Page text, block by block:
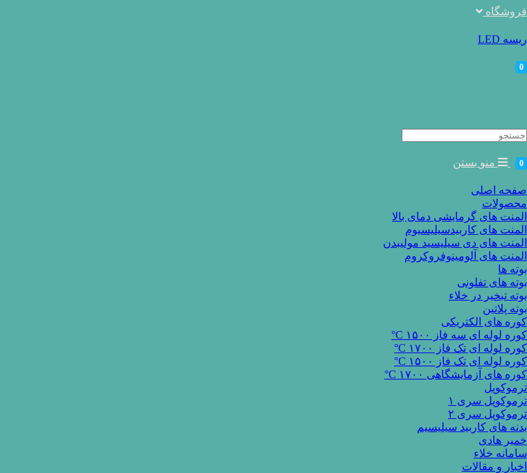
فروشگاه
ریسه LED
0
Search
0 منو بستن
صفحه اصلی
محصولات
المنت های گرمایشی دمای بالا
المنت های کاربیدسیلیسیوم
المنت های دی سیلیسید مولیبدن
المنت های آلومینوفروکروم
بوته ها
بوته های تفلونی
بوته تبخیر در خلاء
بوته پلاتین
کوره های الکتریکی
کوره لوله ای سه فاز ۱۵۰۰ C°
کوره لوله ای تک فاز ۱۷۰۰ C°
کوره لوله ای تک فاز ۱۵۰۰ C°
کوره های آزمایشگاهی ۱۷۰۰ C°
ترموکوپل
ترموکوپل سری ۱
ترموکوپل سری ۲
بدنه های کاربید سیلیسیم
خمیر هادی
سامانه خلاء
اخبار و مقالات